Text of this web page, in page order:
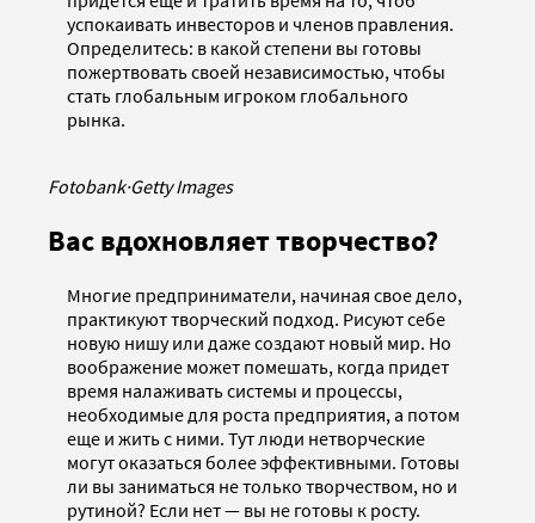
успокаивать инвесторов и членов правления.
Определитесь: в какой степени вы готовы
пожертвовать своей независимостью, чтобы
стать глобальным игроком глобального
рынка.
Fotobank·Getty Images
Вас вдохновляет творчество?
Многие предприниматели, начиная свое дело,
практикуют творческий подход. Рисуют себе
новую нишу или даже создают новый мир. Но
воображение может помешать, когда придет
время налаживать системы и процессы,
необходимые для роста предприятия, а потом
еще и жить с ними. Тут люди нетворческие
могут оказаться более эффективными. Готовы
ли вы заниматься не только творчеством, но и
рутиной? Если нет — вы не готовы к росту.